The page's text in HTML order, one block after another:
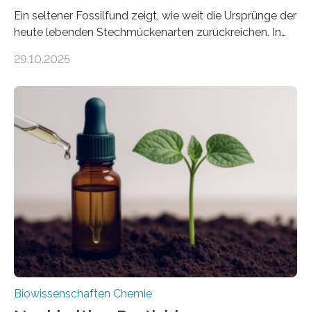
Ein seltener Fossilfund zeigt, wie weit die Ursprünge der
heute lebenden Stechmückenarten zurückreichen. In
Forschende die bisher älteste bekannte Stechmücken-
Region Kachin in Myanmar und hat sich in
ausgezeichnetem Zustand erhalten. Es konnte als neue
Art einer neuen Gattung beschrieben werden und trägt
nun den Namen Cretosabethes primaevus. Dieser erste
fossile Nachweis einer Stechmückenlarve in Bernstein
stellt gleichzeitig den ersten Fossilfund einer
Mückenlarve aus dem Mesozoikum dar, denn…
29.10.2025
Biowissenschaften Chemie